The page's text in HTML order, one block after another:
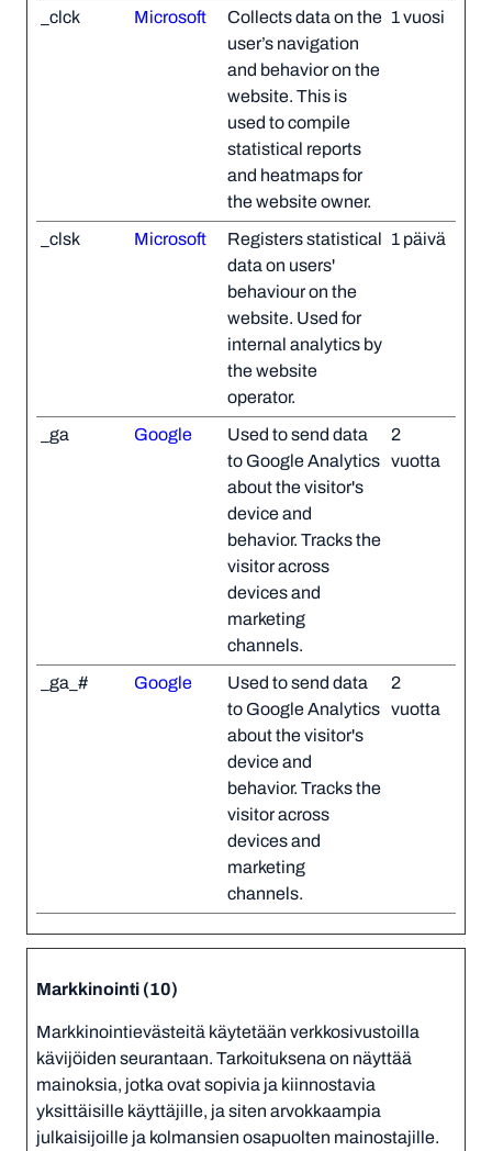
_clck Microsoft
Collects data on the
user’s navigation
and behavior on the
website. This is
used to compile
statistical reports
and heatmaps for
the website owner.
1 vuosi
_clsk Microsoft
Registers statistical
data on users'
behaviour on the
website. Used for
internal analytics by
the website
operator.
1 päivä
_ga Google
Used to send data
to Google Analytics
about the visitor's
device and
behavior. Tracks the
visitor across
devices and
marketing
channels.
2
vuotta
_ga_# Google
Used to send data
to Google Analytics
about the visitor's
device and
behavior. Tracks the
visitor across
devices and
marketing
channels.
2
vuotta
Markkinointi (10)
Markkinointievästeitä käytetään verkkosivustoilla
kävijöiden seurantaan. Tarkoituksena on näyttää
mainoksia, jotka ovat sopivia ja kiinnostavia
yksittäisille käyttäjille, ja siten arvokkaampia
julkaisijoille ja kolmansien osapuolten mainostajille.